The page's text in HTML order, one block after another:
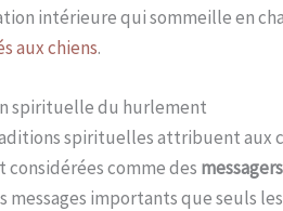
intérieure qui sommeille en
aux chiens.
spirituelle du hurlement
spirituelles attribuent aux
considérées comme des
messages importants que seuls